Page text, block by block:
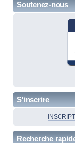
Soutenez-nous
S'inscrire
Recherche